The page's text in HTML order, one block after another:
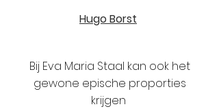
Bij Eva Maria Staal kan ook het
gewone epische proporties
krijgen
Hugo Borst